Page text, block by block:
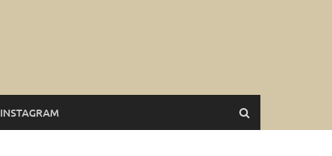
INSTAGRAM